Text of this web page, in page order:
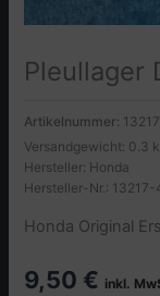
Pleullager
Artikelnummer:
Versandgewicht: 0.3
Hersteller: Honda
Hersteller-Nr.:
Honda Original
9,50 € inkl.